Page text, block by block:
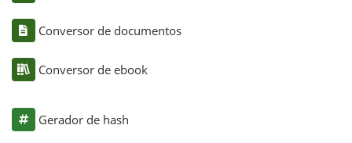
Conversor de documentos
Conversor de ebook
Gerador de hash